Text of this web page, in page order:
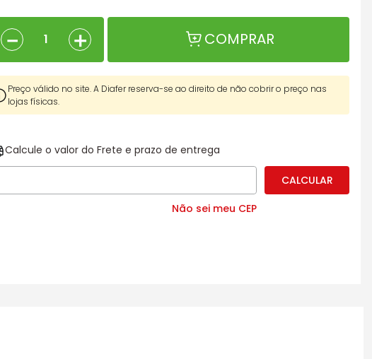
＋
－ COMPRAR
Preço válido no site. A Diafer reserva-se ao direito de não cobrir o preço nas
lojas físicas.
Calcule o valor do Frete e prazo de entrega
Não sei meu CEP